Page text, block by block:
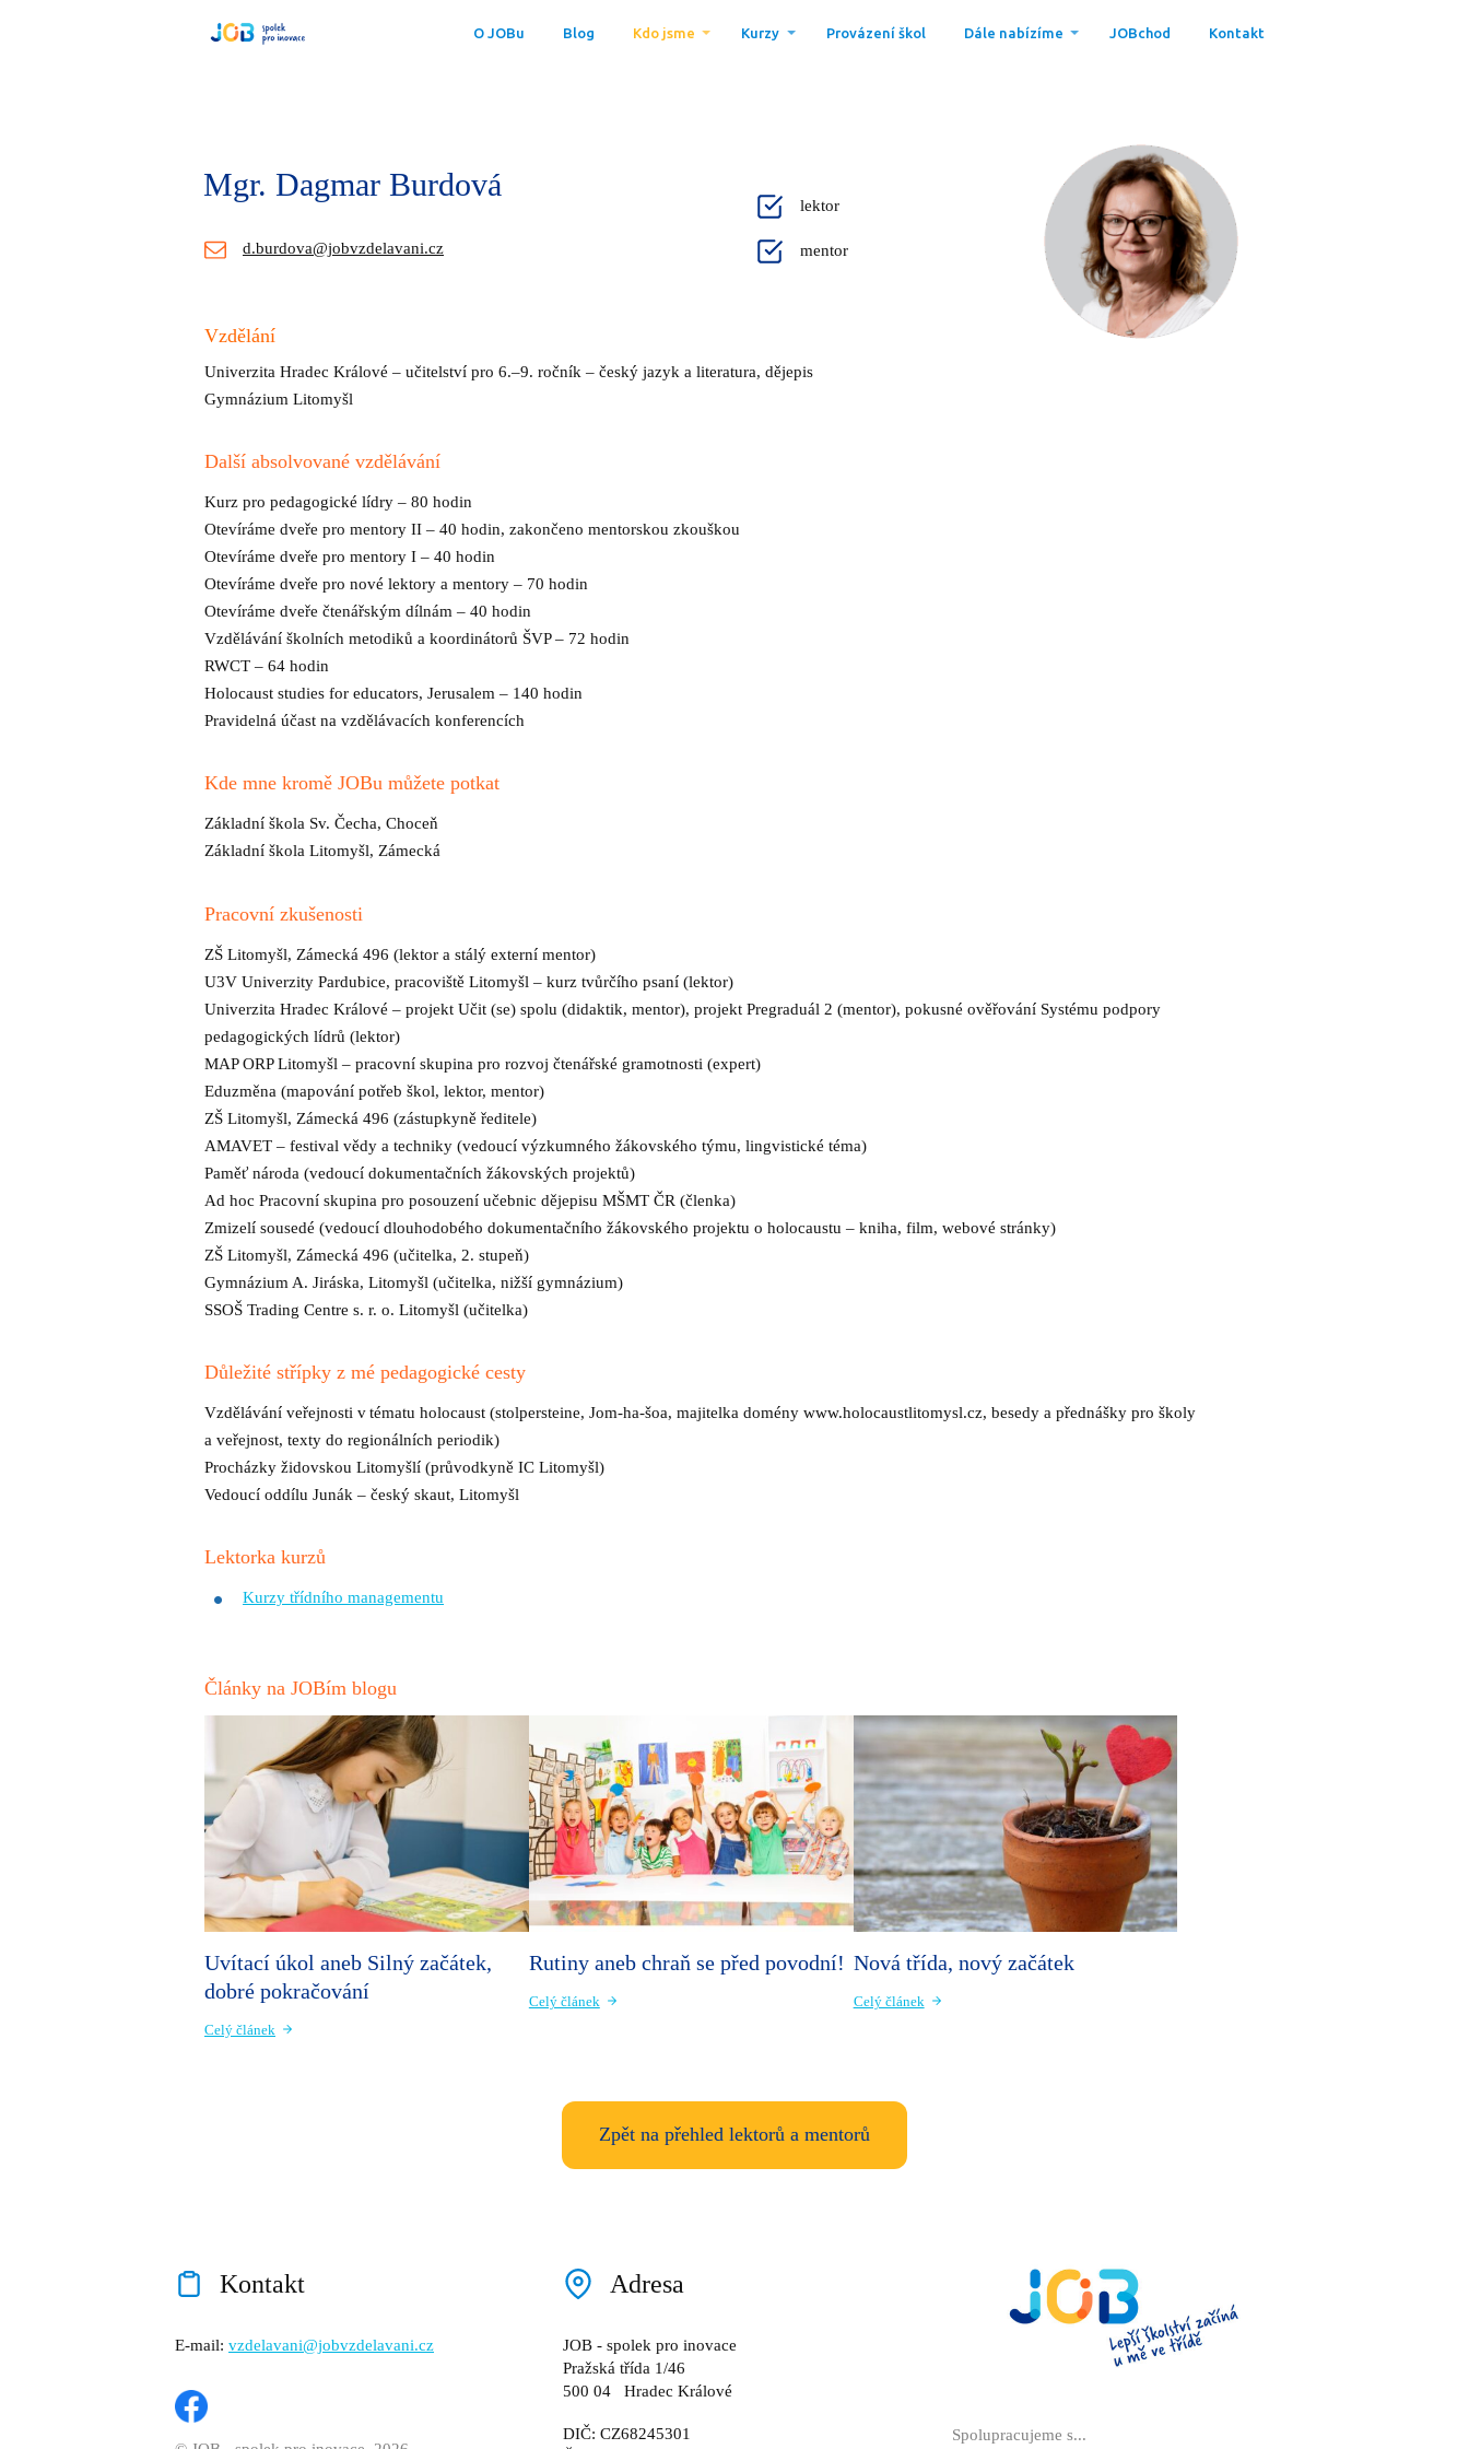
O JOBu Blog Kdo jsme Kurzy Provázení škol Dále nabízíme JOBchod Kontakt
Mgr. Dagmar Burdová
d.burdova@jobvzdelavani.cz
Vzdělání
lektor
mentor
Univerzita Hradec Králové – učitelství pro 6.–9. ročník – český jazyk a literatura, dějepis
Gymnázium Litomyšl
Další absolvované vzdělávání
Kurz pro pedagogické lídry – 80 hodin
Otevíráme dveře pro mentory II – 40 hodin, zakončeno mentorskou zkouškou
Otevíráme dveře pro mentory I – 40 hodin
Otevíráme dveře pro nové lektory a mentory – 70 hodin
Otevíráme dveře čtenářským dílnám – 40 hodin
Vzdělávání školních metodiků a koordinátorů ŠVP – 72 hodin
RWCT – 64 hodin
Holocaust studies for educators, Jerusalem – 140 hodin
Pravidelná účast na vzdělávacích konferencích
Kde mne kromě JOBu můžete potkat
Základní škola Sv. Čecha, Choceň
Základní škola Litomyšl, Zámecká
Pracovní zkušenosti
ZŠ Litomyšl, Zámecká 496 (lektor a stálý externí mentor)
U3V Univerzity Pardubice, pracoviště Litomyšl – kurz tvůrčího psaní (lektor)
Univerzita Hradec Králové – projekt Učit (se) spolu (didaktik, mentor), projekt Pregraduál 2 (mentor), pokusné ověřování Systému podpory
pedagogických lídrů (lektor)
MAP ORP Litomyšl – pracovní skupina pro rozvoj čtenářské gramotnosti (expert)
Eduzměna (mapování potřeb škol, lektor, mentor)
ZŠ Litomyšl, Zámecká 496 (zástupkyně ředitele)
AMAVET – festival vědy a techniky (vedoucí výzkumného žákovského týmu, lingvistické téma)
Paměť národa (vedoucí dokumentačních žákovských projektů)
Ad hoc Pracovní skupina pro posouzení učebnic dějepisu MŠMT ČR (členka)
Zmizelí sousedé (vedoucí dlouhodobého dokumentačního žákovského projektu o holocaustu – kniha, film, webové stránky)
ZŠ Litomyšl, Zámecká 496 (učitelka, 2. stupeň)
Gymnázium A. Jiráska, Litomyšl (učitelka, nižší gymnázium)
SSOŠ Trading Centre s. r. o. Litomyšl (učitelka)
Důležité střípky z mé pedagogické cesty
Vzdělávání veřejnosti v tématu holocaust (stolpersteine, Jom-ha-šoa, majitelka domény www.holocaustlitomysl.cz, besedy a přednášky pro školy
a veřejnost, texty do regionálních periodik)
Procházky židovskou Litomyšlí (průvodkyně IC Litomyšl)
Vedoucí oddílu Junák – český skaut, Litomyšl
Lektorka kurzů
Kurzy třídního managementu
Články na JOBím blogu
Uvítací úkol aneb Silný začátek,
dobré pokračování
Celý článek
Rutiny aneb chraň se před povodní!
Celý článek
Nová třída, nový začátek
Celý článek
Zpět na přehled lektorů a mentorů
Kontakt
E-mail: vzdelavani@jobvzdelavani.cz
Adresa
JOB - spolek pro inovace
Pražská třída 1/46
500 04 Hradec Králové
DIČ: CZ68245301
Spolupracujeme s...